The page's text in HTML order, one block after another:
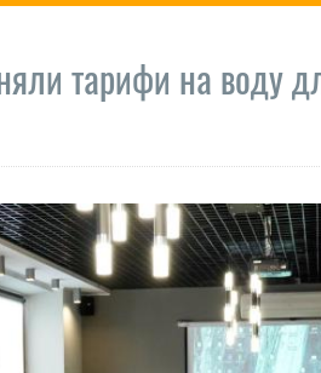
тарифи на воду